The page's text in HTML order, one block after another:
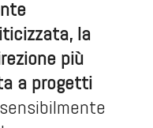
la
più
a progetti